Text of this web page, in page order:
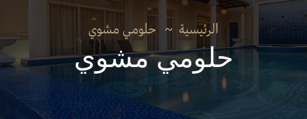
حلومي مشوي
الرئيسية حلومي مشوي